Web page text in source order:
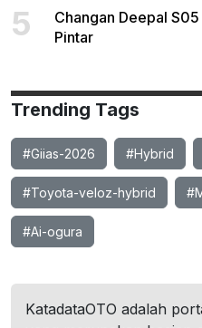
5
Changan Deepal
Pintar
Trending Tags
#Giias-2026 #Hybrid
#Toyota-veloz-hybrid
#Ai-ogura
KatadataOTO adalah